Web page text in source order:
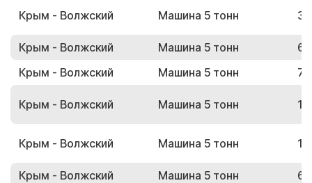
Крым - Волжский Машина 5 тонн
Крым - Волжский Машина 5 тонн
Крым - Волжский
Машина 5 тонн
Крым - Волжский Машина 5 тонн
Крым - Волжский Машина 5 тонн
Крым - Волжский Машина 5 тонн